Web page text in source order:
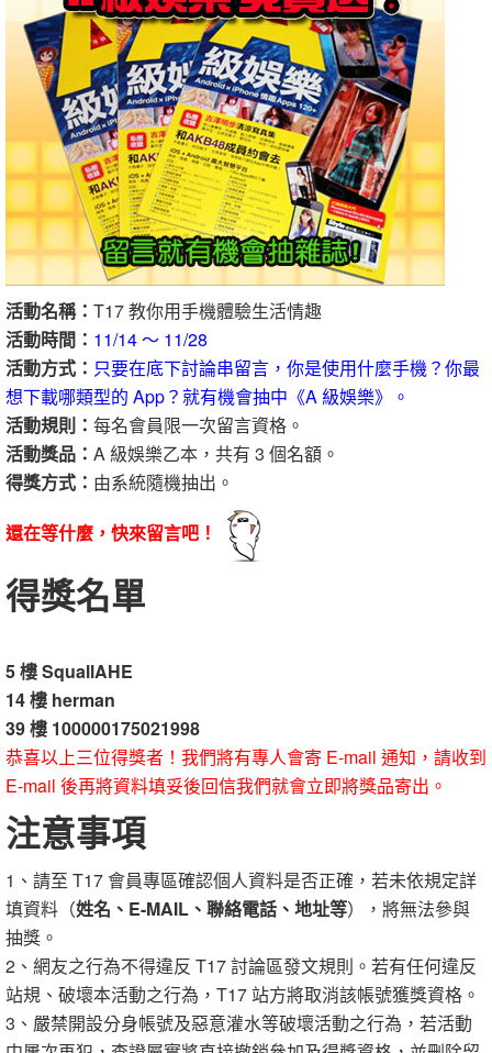
活動名稱： T17 教你用手機體驗生活情趣
活動時間： 11/14 ～ 11/28
活動方式： 只要在底下討論串留言，你是使用什麼手機？你最
想下載哪類型的 App？就有機會抽中《A 級娛樂》。
活動規則： 每名會員限一次留言資格。
活動獎品： A 級娛樂乙本，共有 3 個名額。
得獎方式： 由系統隨機抽出。
還在等什麼，快來留言吧！
得獎名單
5 樓 SquallAHE
14 樓 herman
39 樓 100000175021998
恭喜以上三位得獎者！我們將有專人會寄 E-mail 通知，請收到
E-mail 後再將資料填妥後回信我們就會立即將獎品寄出。
注意事項
1、請至 T17 會員專區確認個人資料是否正確，若未依規定詳
填資料（姓名、E-MAIL、聯絡電話、地址等），將無法參與
抽獎。
2、網友之行為不得違反 T17 討論區發文規則。若有任何違反
站規、破壞本活動之行為，T17 站方將取消該帳號獲獎資格。
3、嚴禁開設分身帳號及惡意灌水等破壞活動之行為，若活動